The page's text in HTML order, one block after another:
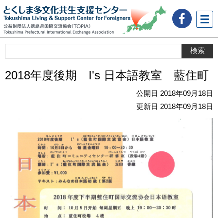
ュー
2018年度後期 I's 日本語教室 藍住町
公開日 2018年09月18日
更新日 2018年09月18日